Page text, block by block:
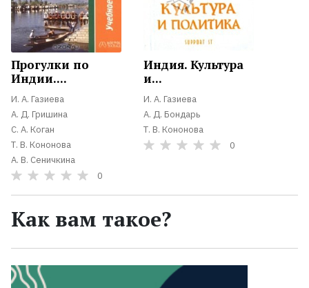
Прогулки по
Индии....
И. А. Газиева
А. Д. Гришина
С. А. Коган
Т. В. Кононова
А. В. Сеничкина
0
Индия. Культура
и...
И. А. Газиева
А. Д. Бондарь
Т. В. Кононова
0
Как вам такое?